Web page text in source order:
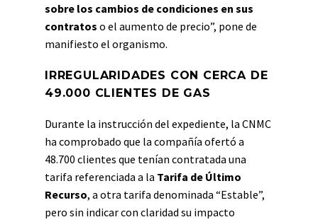
sobre los cambios de condiciones en sus
contratos o el aumento de precio”, pone de
manifiesto el organismo.
IRREGULARIDADES CON CERCA DE
49.000 CLIENTES DE GAS
Durante la instrucción del expediente, la CNMC
ha comprobado que la compañía ofertó a
48.700 clientes que tenían contratada una
tarifa referenciada a la Tarifa de Último
Recurso, a otra tarifa denominada “Estable”,
pero sin indicar con claridad su impacto